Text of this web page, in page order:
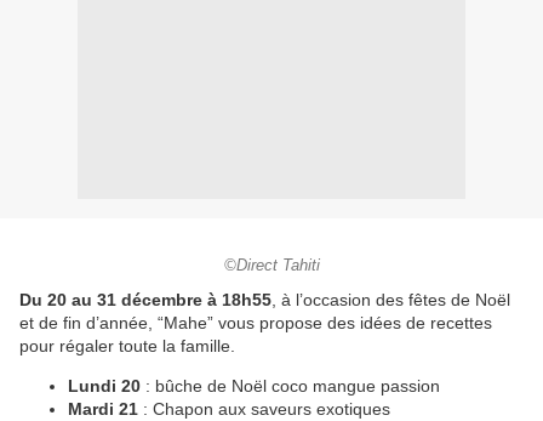
©Direct Tahiti
Du 20 au 31 décembre à 18h55 , à l’occasion des fêtes de Noël
et de fin d’année, “Mahe” vous propose des idées de recettes
pour régaler toute la famille.
Lundi 20 : bûche de Noël coco mangue passion
Mardi 21 : Chapon aux saveurs exotiques